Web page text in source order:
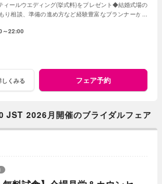
ールウエディング(挙式料)をプレゼント◆結婚式場の
り相談、準備の進め方など経験豊富なプランナーがし
～22:00
しくみる フェア予約
2026月開催のブライダルフェア